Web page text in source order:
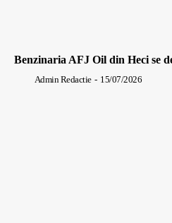
Benzinaria AFJ Oil din Heci se
Admin Redactie - 15/07/2026